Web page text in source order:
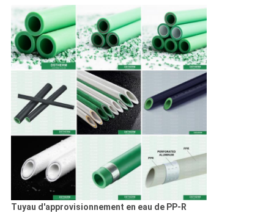
Tuyau d'approvisionnement en eau de PP-R